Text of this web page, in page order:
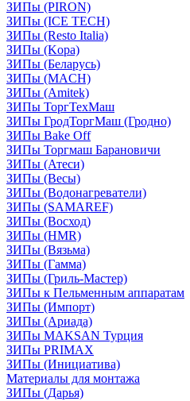
ЗИПы (PIRON)
ЗИПы (ICE TECH)
ЗИПы (Resto Italia)
ЗИПы (Kopa)
ЗИПы (Беларусь)
ЗИПы (MACH)
ЗИПы (Amitek)
ЗИПы ТоргТехМаш
ЗИПы ГродТоргМаш (Гродно)
ЗИПы Bake Off
ЗИПы Торгмаш Барановичи
ЗИПы (Атеси)
ЗИПы (Весы)
ЗИПы (Водонагреватели)
ЗИПы (SAMAREF)
ЗИПы (Восход)
ЗИПы (HMR)
ЗИПы (Вязьма)
ЗИПы (Гамма)
ЗИПы (Гриль-Мастер)
ЗИПы к Пельменным аппаратам
ЗИПы (Импорт)
ЗИПы (Ариада)
ЗИПы MAKSAN Турция
ЗИПы PRIMAX
ЗИПы (Инициатива)
Материалы для монтажа
ЗИПы (Дарья)